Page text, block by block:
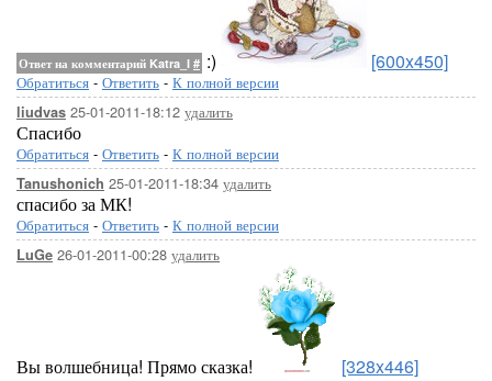
Ответ на комментарий Katra_I # :) [600x450]
Обратиться - Ответить - К полной версии
liudvas 25-01-2011-18:12 удалить
Спасибо
Обратиться - Ответить - К полной версии
Tanushonich 25-01-2011-18:34 удалить
спасибо за МК!
Обратиться - Ответить - К полной версии
LuGe 26-01-2011-00:28 удалить
Вы волшебница! Прямо сказка! [328x446]